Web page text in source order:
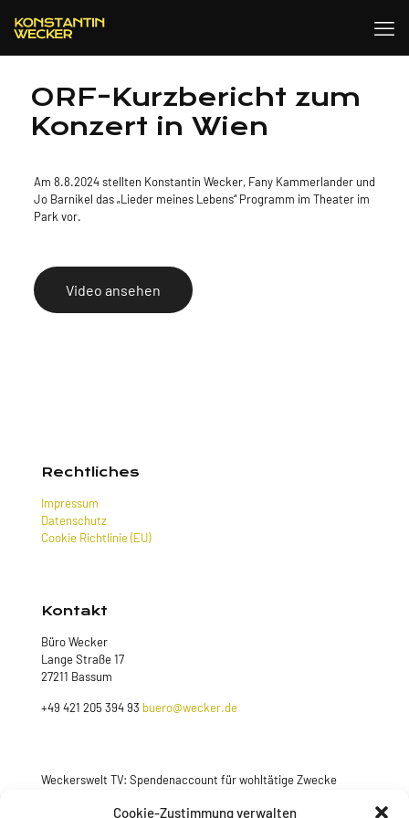
Cookie-Zustimmung verwalten
ORF-Kurzbericht zum
Konzert in Wien
Am 8.8.2024 stellten Konstantin Wecker, Fany Kammerlander und
Jo Barnikel das „Lieder meines Lebens“ Programm im Theater im
Park vor.
Video ansehen
Rechtliches
Impressum
Datenschutz
Cookie Richtlinie (EU)
Kontakt
Büro Wecker
Lange Straße 17
27211 Bassum
+49 421 205 394 93 buero@wecker.de
Weckerswelt TV: Spendenaccount für wohltätige Zwecke
Jetzt spenden